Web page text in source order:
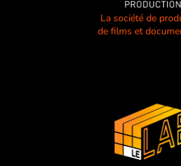
La société de
de films et